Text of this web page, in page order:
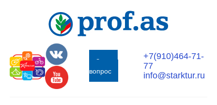
Задать
вопрос
+7(910)464-71-
77
info@starktur.ru